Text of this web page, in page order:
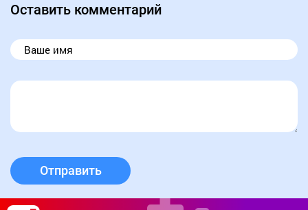
Оставить комментарий
Отправить